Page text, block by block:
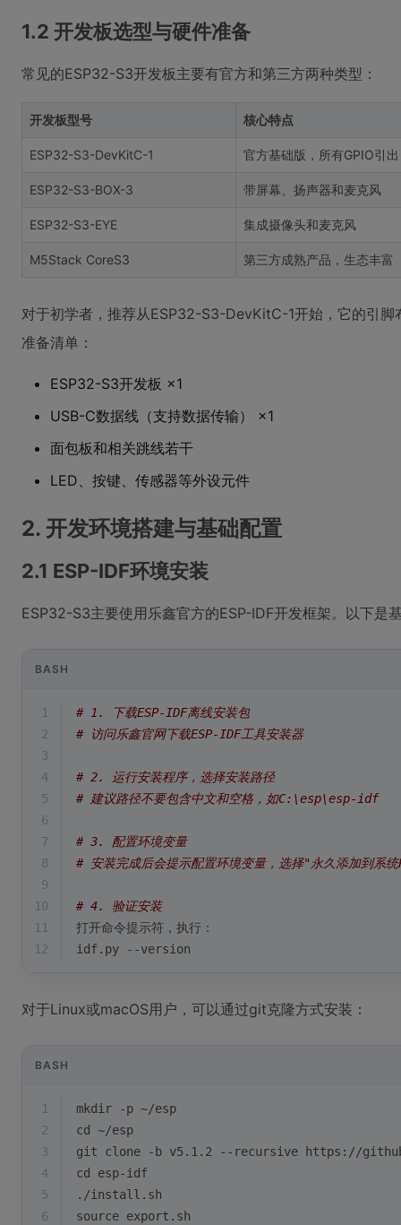
1.2 开发板选型与硬件准备
常见的ESP32-S3开发板主要有官方和第三方两种类型：
开发板型号 核心特点
ESP32-S3-DevKitC-1 官方基础版，所有GPIO引出
ESP32-S3-BOX-3 带屏幕、扬声器和麦克风
ESP32-S3-EYE 集成摄像头和麦克风
M5Stack CoreS3 第三方成熟产品，生态丰富
对于初学者，推荐从ESP32-S3-DevKitC-1开始，它的引脚
准备清单：
ESP32-S3开发板 ×1
USB-C数据线（支持数据传输） ×1
面包板和相关跳线若干
LED、按键、传感器等外设元件
2. 开发环境搭建与基础配置
2.1 ESP-IDF环境安装
ESP32-S3主要使用乐鑫官方的ESP-IDF开发框架。以下是
BASH
1
# 1. 下载ESP-IDF离线安装包
2
# 访问乐鑫官网下载ESP-IDF工具安装器
3
4
# 2. 运行安装程序，选择安装路径
5
# 建议路径不要包含中文和空格，如C:\esp\esp-idf
6
7
# 3. 配置环境变量
8
# 安装完成后会提示配置环境变量，选择"永久添加到系统
9
10
# 4. 验证安装
11
打开命令提示符，执行：
12
idf.py --version
对于Linux或macOS用户，可以通过git克隆方式安装：
BASH
1
mkdir -p ~/esp
2
cd
~/esp
3
git clone -b v5.1.2 --recursive https://
4
cd
esp-idf
5
./install.sh
6
source export.sh